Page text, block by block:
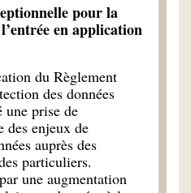
pour la
en application
du Règlement
des données
une prise de
des enjeux de
auprès des
particuliers.
une augmentation